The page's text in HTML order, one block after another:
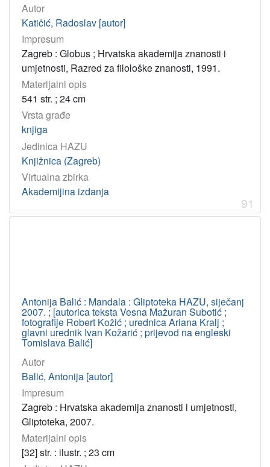
Autor
Katičić, Radoslav [autor]
Impresum
Zagreb : Globus ; Hrvatska akademija znanosti i
umjetnosti, Razred za filološke znanosti, 1991.
Materijalni opis
541 str. ; 24 cm
Vrsta građe
knjiga
Jedinica HAZU
Knjižnica (Zagreb)
Virtualna zbirka
Akademijina izdanja
91
Antonija Balić : Mandala : Gliptoteka HAZU, siječanj
2007. ; [autorica teksta Vesna Mažuran Subotić ;
fotografije Robert Kožić ; urednica Ariana Kralj ;
glavni urednik Ivan Kožarić ; prijevod na engleski
Tomislava Balić]
Autor
Balić, Antonija [autor]
Impresum
Zagreb : Hrvatska akademija znanosti i umjetnosti,
Gliptoteka, 2007.
Materijalni opis
[32] str. : ilustr. ; 23 cm